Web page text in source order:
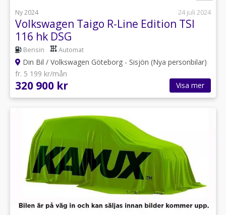
Ny 2024
24 juli 2024
Volkswagen Taigo R-Line Edition TSI
116 hk DSG
Bensin Automat
Din Bil / Volkswagen Göteborg - Sisjön (Nya personbilar)
fr. 5 199 kr/mån
320 900 kr Visa mer